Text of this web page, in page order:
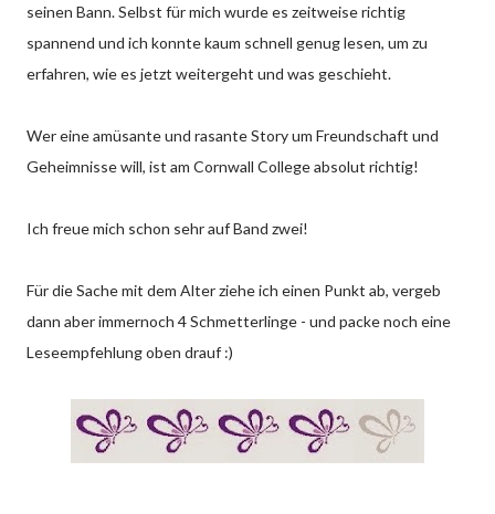
seinen Bann. Selbst für mich wurde es zeitweise richtig
spannend und ich konnte kaum schnell genug lesen, um zu
erfahren, wie es jetzt weitergeht und was geschieht.
Wer eine amüsante und rasante Story um Freundschaft und
Geheimnisse will, ist am Cornwall College absolut richtig!
Ich freue mich schon sehr auf Band zwei!
Für die Sache mit dem Alter ziehe ich einen Punkt ab, vergeb
dann aber immernoch 4 Schmetterlinge - und packe noch eine
Leseempfehlung oben drauf :)